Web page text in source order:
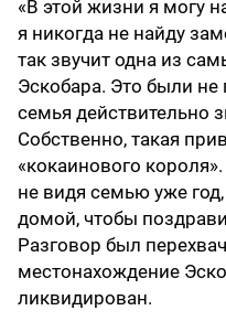
«В этой жизни я могу
я никогда не найду
так звучит одна из
Эскобара. Это были
семья действительно
Собственно, такая
«кокаинового
не видя семью уже
домой, чтобы
Разговор был
местонахождение
ликвидирован.